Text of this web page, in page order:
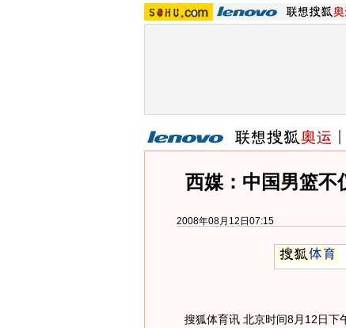
西媒：中国男篮
2008年08月12日07:15
搜狐体育讯 北京时间8月12日下